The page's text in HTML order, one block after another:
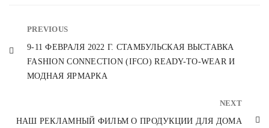
PREVIOUS
9-11 ФЕВРАЛЯ 2022 Г. СТАМБУЛЬСКАЯ ВЫСТАВКА
FASHION CONNECTION (IFCO) READY-TO-WEAR И
МОДНАЯ ЯРМАРКА
NEXT
НАШ РЕКЛАМНЫЙ ФИЛЬМ О ПРОДУКЦИИ ДЛЯ ДОМА